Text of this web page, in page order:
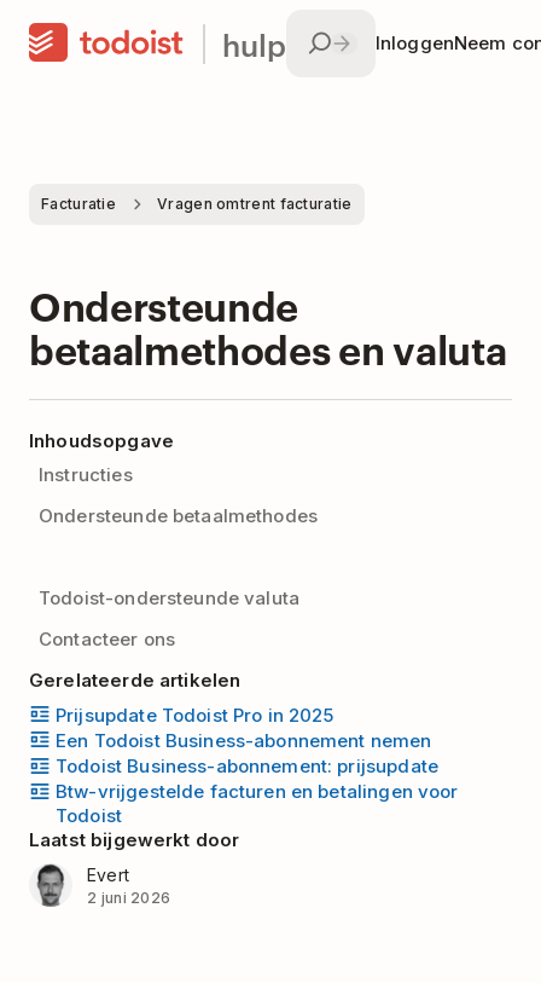
hulp InloggenNeem
Facturatie Vragen omtrent facturatie
Ondersteunde
betaalmethodes en valuta
Inhoudsopgave
Instructies
Ondersteunde betaalmethodes
Todoist-ondersteunde valuta
Contacteer ons
Gerelateerde artikelen
Prijsupdate Todoist Pro in 2025
Een Todoist Business-abonnement nemen
Todoist Business-abonnement: prijsupdate
Btw-vrijgestelde facturen en betalingen voor
Todoist
Laatst bijgewerkt door
Evert
2 juni 2026